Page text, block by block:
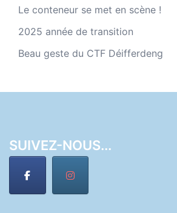
Le conteneur se met en scène !
2025 année de transition
Beau geste du CTF Déifferdeng
SUIVEZ-NOUS...